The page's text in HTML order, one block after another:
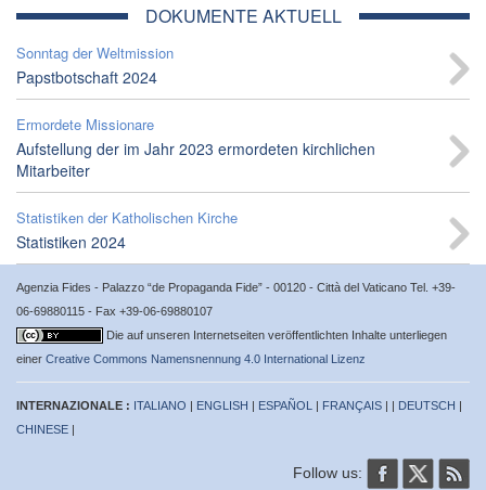
DOKUMENTE AKTUELL
Sonntag der Weltmission
Papstbotschaft 2024
Ermordete Missionare
Aufstellung der im Jahr 2023 ermordeten kirchlichen
Mitarbeiter
Statistiken der Katholischen Kirche
Statistiken 2024
Agenzia Fides - Palazzo “de Propaganda Fide” - 00120 - Città del Vaticano Tel. +39-
06-69880115 - Fax +39-06-69880107
Die auf unseren Internetseiten veröffentlichten Inhalte unterliegen
einer Creative Commons Namensnennung 4.0 International Lizenz
INTERNAZIONALE : ITALIANO | ENGLISH | ESPAÑOL | FRANÇAIS | | DEUTSCH |
CHINESE |
Follow us: